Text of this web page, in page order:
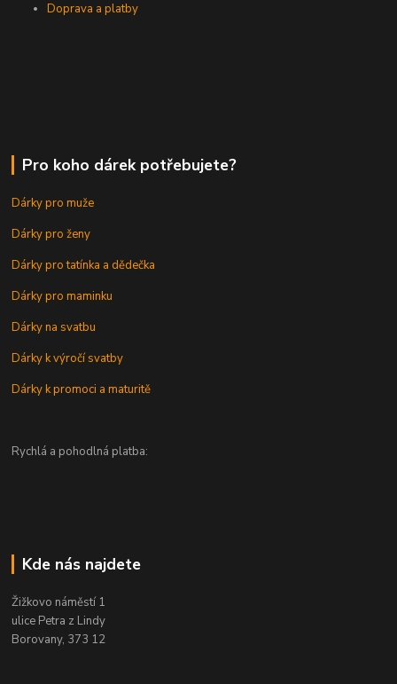
Doprava a platby
Pro koho dárek potřebujete?
Dárky pro muže
Dárky pro ženy
Dárky pro tatínka a dědečka
Dárky pro maminku
Dárky na svatbu
Dárky k výročí svatby
Dárky k promoci a maturitě
Rychlá a pohodlná platba:
Kde nás najdete
Žižkovo náměstí 1
ulice Petra z Lindy
Borovany, 373 12